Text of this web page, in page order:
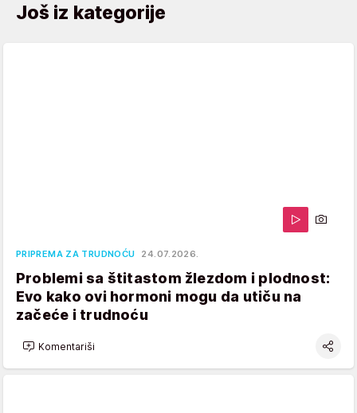
Još iz kategorije
PRIPREMA ZA TRUDNOĆU 24.07.2026.
Problemi sa štitastom žlezdom i plodnost:
Evo kako ovi hormoni mogu da utiču na
začeće i trudnoću
Komentariši